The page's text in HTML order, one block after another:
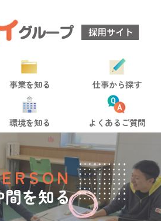
事業を知る 仕事から探す
環境を知る よくあるご質問
間を知る